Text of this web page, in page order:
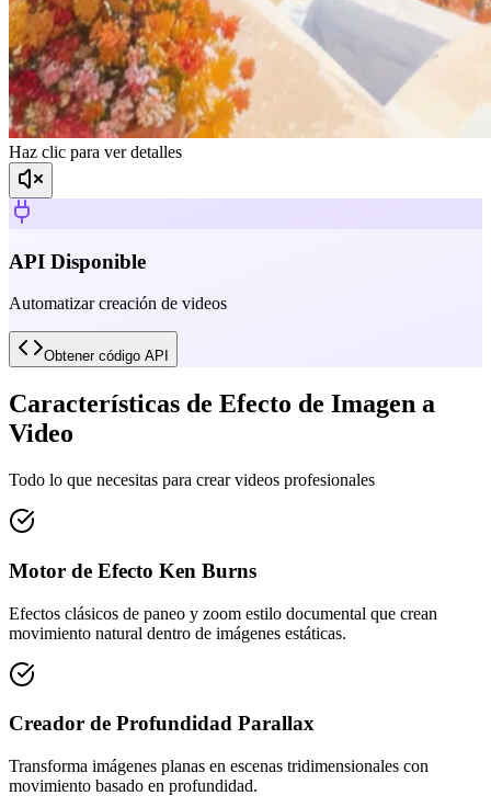
Haz clic para ver detalles
API Disponible
Automatizar creación de videos
Obtener código API
Características de Efecto de Imagen a
Video
Todo lo que necesitas para crear videos profesionales
Motor de Efecto Ken Burns
Efectos clásicos de paneo y zoom estilo documental que crean
movimiento natural dentro de imágenes estáticas.
Creador de Profundidad Parallax
Transforma imágenes planas en escenas tridimensionales con
movimiento basado en profundidad.